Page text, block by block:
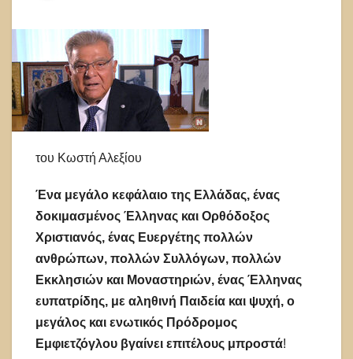
του Κωστή Αλεξίου
Ένα μεγάλο κεφάλαιο της Ελλάδας, ένας
δοκιμασμένος Έλληνας και Ορθόδοξος
Χριστιανός, ένας Ευεργέτης πολλών
ανθρώπων, πολλών Συλλόγων, πολλών
Εκκλησιών και Μοναστηριών, ένας Έλληνας
ευπατρίδης, με αληθινή Παιδεία και ψυχή, ο
μεγάλος και ενωτικός Πρόδρομος
Εμφιετζόγλου βγαίνει επιτέλους μπροστά!